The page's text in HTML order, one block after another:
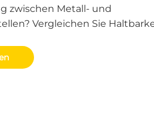
zwischen Metall- und
Vergleichen Sie
Treffen Sie heute die